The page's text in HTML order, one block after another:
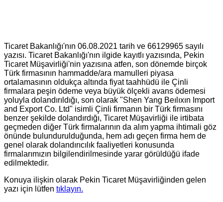
Ticaret Bakanlığı'nın 06.08.2021 tarih ve 66129965 sayılı
yazısı. Ticaret Bakanlığı'nın ilgide kayıtlı yazısında, Pekin
Ticaret Müşavirliği'nin yazısına atfen, son dönemde birçok
Türk firmasının hammadde/ara mamulleri piyasa
ortalamasının oldukça altında fiyat taahhüdü ile Çinli
firmalara peşin ödeme veya büyük ölçekli avans ödemesi
yoluyla dolandırıldığı, son olarak "Shen Yang Beılıxın Import
and Export Co. Ltd" isimli Çinli firmanın bir Türk firmasını
benzer şekilde dolandırdığı, Ticaret Müşavirliği ile irtibata
geçmeden diğer Türk firmalarının da alım yapma ihtimali göz
önünde bulundurulduğunda, hem adı geçen firma hem de
genel olarak dolandırıcılık faaliyetleri konusunda
firmalarımızın bilgilendirilmesinde yarar görüldüğü ifade
edilmektedir.
Konuya ilişkin olarak Pekin Ticaret Müşavirliğinden gelen
yazı için lütfen tıklayın.